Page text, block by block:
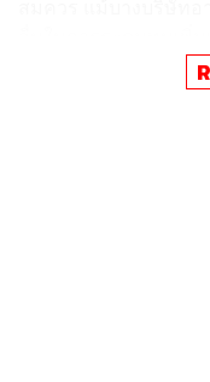
อย่างไรก็ตาม การค